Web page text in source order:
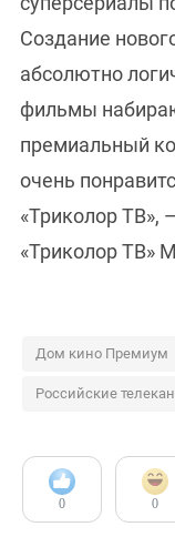
Создание
абсолютно
фильмы
премиальный
очень
«Триколор ТВ»,
«Триколор ТВ»
Дом кино Премиум
Российские
0 0